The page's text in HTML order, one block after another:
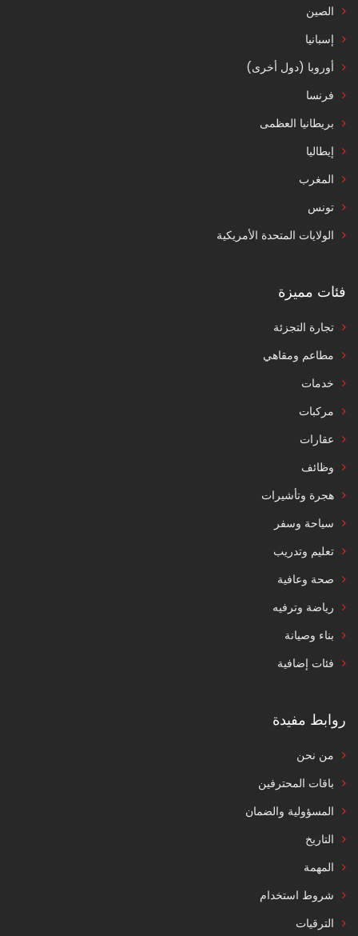
الصين
إسبانيا
أوروبا (دول أخرى)
فرنسا
بريطانيا العظمى
إيطاليا
المغرب
تونس
الولايات المتحدة الأمريكية
فئات مميزة
تجارة التجزئة
مطاعم ومقاهي
خدمات
مركبات
عقارات
وظائف
هجرة وتأشيرات
سياحة وسفر
تعليم وتدريب
صحة وعافية
رياضة وترفيه
بناء وصيانة
فئات إضافية
روابط مفيدة
من نحن
باقات المحترفين
المسؤولية والضمان
التاريخ
المهمة
شروط استخدام
الترقيات